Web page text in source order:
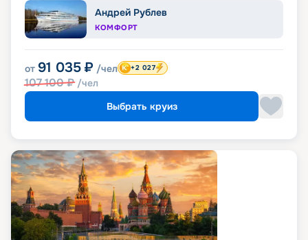
Андрей Рублев
КОМФОРТ
от 91 035 ₽ /чел
107 100₽ /чел
+2 027
Выбрать круиз